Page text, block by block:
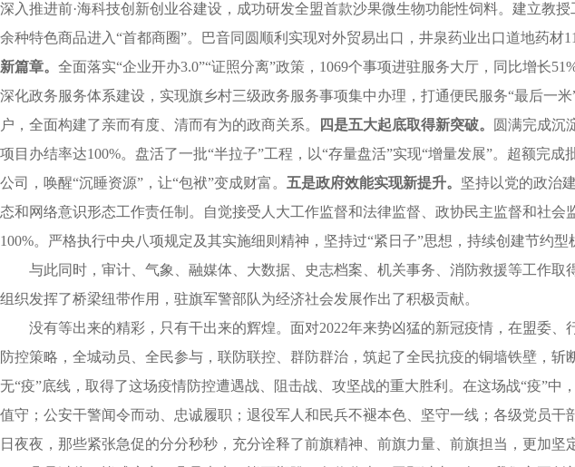
深入推进前·海科技创新创业谷建设，成功研发全盟首款沙果微生物功能性饲料。建立教
余种特色商品进入“首都商圈”。
巴音同圆顺利实现对外贸易出口，井泉药业出口道地药材
新篇章。 全面落实“企业开办3.0”“证照分离”政策，1069个事项进驻服务大厅，同比增长
深化政务服务体系建设，实现旗乡村三级政务服务事项集中办理，打通便民服务“最后一
户，全面构建了亲而有度、清而有为的政商关系。
四是五大起底取得新突破。
圆满完成沉
项目办结率达100%。盘活了一批“半拉子”工程，以“存量盘活”实现“增量发展”。超额完
公司，唤醒“沉睡资源”，让“包袱”变成财富。 五是政府效能实现新提升。 坚持以党的政治
态和网络意识形态工作责任制 。自觉接受人大工作监督和法律监督、政协民主监督和社
100%。严格执行中央八项规定及其实施细则精神，坚持过“紧日子”思想，持续创建节约
与此同时，审计、气象、融媒体、大数据、史志档案、机关事务、消防救援等工作
组织发挥了桥梁纽带作用，驻旗军警部队为经济社会发展作出了积极贡献。
没有等出来的精彩，只有干出来的辉煌。 面对2022年来势凶猛的新冠疫情，在盟委
防控策略，全城动员、全民参与，联防联控、群防群治，筑起了全民抗疫的铜墙铁壁，
无“疫”底线， 取得了这场疫情防控遭遇战、阻击战、攻坚战的重大胜利。在这场战“疫”
值守；公安干警闻令而动、忠诚履职；退役军人和民兵不褪本色、坚守一线；各级党员干
日夜夜，那些紧张急促的分分秒秒，充分诠释了前旗精神、前旗力量、前旗担当，更加坚